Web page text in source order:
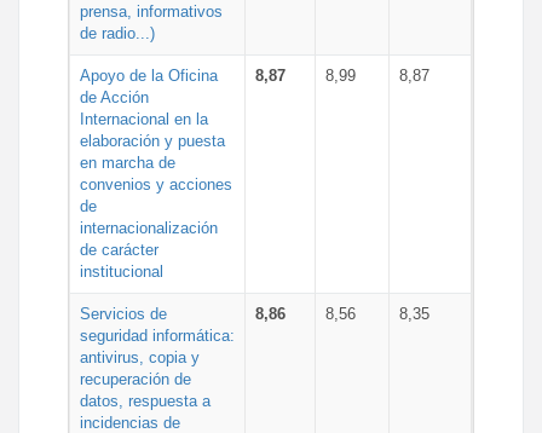
prensa, informativos
de radio...)
Apoyo de la Oficina
de Acción
Internacional en la
elaboración y puesta
en marcha de
convenios y acciones
de
internacionalización
de carácter
institucional
8,87 8,99 8,87
Servicios de
seguridad informática:
antivirus, copia y
recuperación de
datos, respuesta a
incidencias de
8,86 8,56 8,35